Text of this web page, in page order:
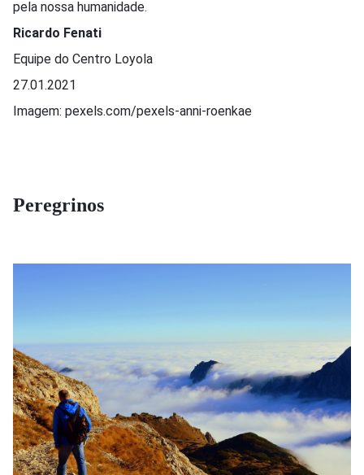
pela nossa humanidade.
Ricardo Fenati
Equipe do Centro Loyola
27.01.2021
Imagem: pexels.com/pexels-anni-roenkae
Peregrinos